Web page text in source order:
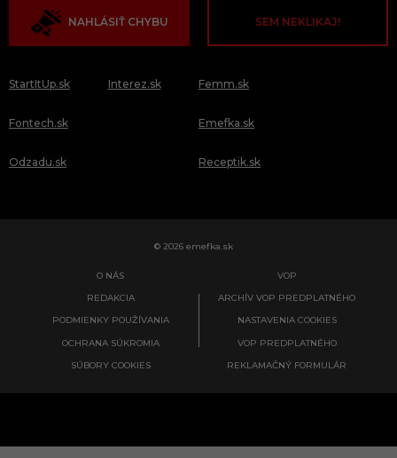
NAHLÁSIŤ CHYBU SEM NEKLIKAJ!
StartItUp.sk
Fontech.sk
Odzadu.sk
Interez.sk Femm.sk
Emefka.sk
Receptik.sk
© 2026 emefka.sk
O NÁS
REDAKCIA
PODMIENKY POUŽÍVANIA
OCHRANA SÚKROMIA
SÚBORY COOKIES
VOP
ARCHÍV VOP PREDPLATNÉHO
NASTAVENIA COOKIES
VOP PREDPLATNÉHO
REKLAMAČNÝ FORMULÁR